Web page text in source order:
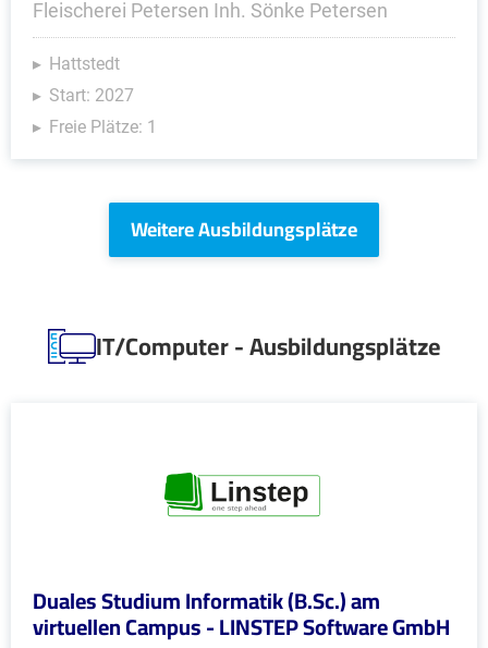
Fleischerei Petersen Inh. Sönke Petersen
Hattstedt
Start: 2027
Freie Plätze: 1
Weitere Ausbildungsplätze
IT/Computer - Ausbildungsplätze
Duales Studium Informatik (B.Sc.) am
virtuellen Campus - LINSTEP Software GmbH